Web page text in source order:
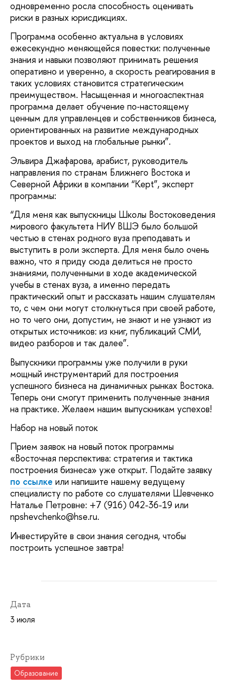
одновременно росла способность оценивать
риски в разных юрисдикциях.
Программа особенно актуальна в условиях
ежесекундно меняющейся повестки: полученные
знания и навыки позволяют принимать решения
оперативно и уверенно, а скорость реагирования в
таких условиях становится стратегическим
преимуществом. Насыщенная и многоаспектная
программа делает обучение по‑настоящему
ценным для управленцев и собственников бизнеса,
ориентированных на развитие международных
проектов и выход на глобальные рынки”.
Эльвира Джафарова, арабист, руководитель
направления по странам Ближнего Востока и
Северной Африки в компании “Kept”, эксперт
программы:
“Для меня как выпускницы Школы Востоковедения
мирового факультета НИУ ВШЭ было большой
честью в стенах родного вуза преподавать и
выступить в роли эксперта. Для меня было очень
важно, что я приду сюда делиться не просто
знаниями, полученными в ходе академической
учебы в стенах вуза, а именно передать
практический опыт и рассказать нашим слушателям
то, с чем они могут столкнуться при своей работе,
но то чего они, допустим, не знают и не узнают из
открытых источников: из книг, публикаций СМИ,
видео разборов и так далее”.
Выпускники программы уже получили в руки
мощный инструментарий для построения
успешного бизнеса на динамичных рынках Востока.
Теперь они смогут применить полученные знания
на практике. Желаем нашим выпускникам успехов!
Набор на новый поток
Прием заявок на новый поток программы
«Восточная перспектива: стратегия и тактика
построения бизнеса» уже открыт. Подайте заявку
по ссылке или напишите нашему ведущему
специалисту по работе со слушателями Шевченко
Наталье Петровне: +7 (916) 042-36-19 или
npshevchenko@hse.ru.
Инвестируйте в свои знания сегодня, чтобы
построить успешное завтра!
Дата
3 июля
Рубрики
Образование